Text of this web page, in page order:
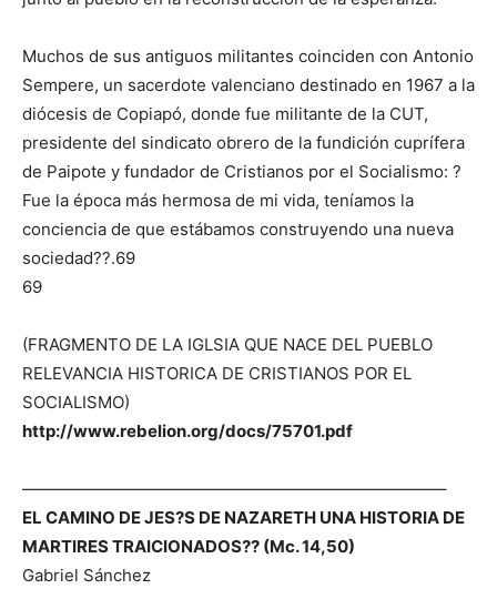
Muchos de sus antiguos militantes coinciden con Antonio
Sempere, un sacerdote valenciano destinado en 1967 a la
diócesis de Copiapó, donde fue militante de la CUT,
presidente del sindicato obrero de la fundición cuprífera
de Paipote y fundador de Cristianos por el Socialismo: ?
Fue la época más hermosa de mi vida, teníamos la
conciencia de que estábamos construyendo una nueva
sociedad??.69
69
(FRAGMENTO DE LA IGLSIA QUE NACE DEL PUEBLO
RELEVANCIA HISTORICA DE CRISTIANOS POR EL
SOCIALISMO)
http://www.rebelion.org/docs/75701.pdf
—————————————————————————–
EL CAMINO DE JES?S DE NAZARETH UNA HISTORIA DE
MARTIRES TRAICIONADOS?? (Mc. 14,50)
Gabriel Sánchez